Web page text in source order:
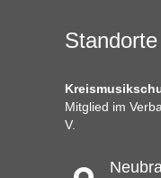
Standorte
Mitglied im
V.